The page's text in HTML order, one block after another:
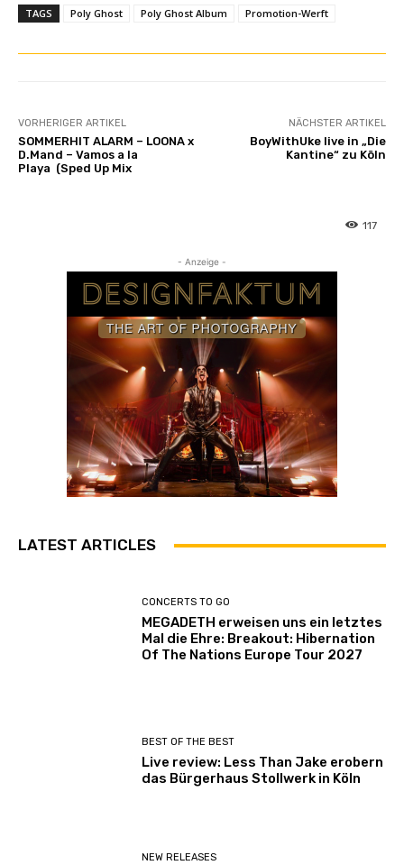
TAGS Poly Ghost Poly Ghost Album Promotion-Werft
VORHERIGER ARTIKEL
SOMMERHIT ALARM – LOONA x
D.Mand – Vamos a la
Playa (Sped Up Mix
NÄCHSTER ARTIKEL
BoyWithUke live in „Die
Kantine“ zu Köln
117
- Anzeige -
LATEST ARTICLES
CONCERTS TO GO
MEGADETH erweisen uns ein letztes
Mal die Ehre: Breakout: Hibernation
Of The Nations Europe Tour 2027
BEST OF THE BEST
Live review: Less Than Jake erobern
das Bürgerhaus Stollwerk in Köln
NEW RELEASES